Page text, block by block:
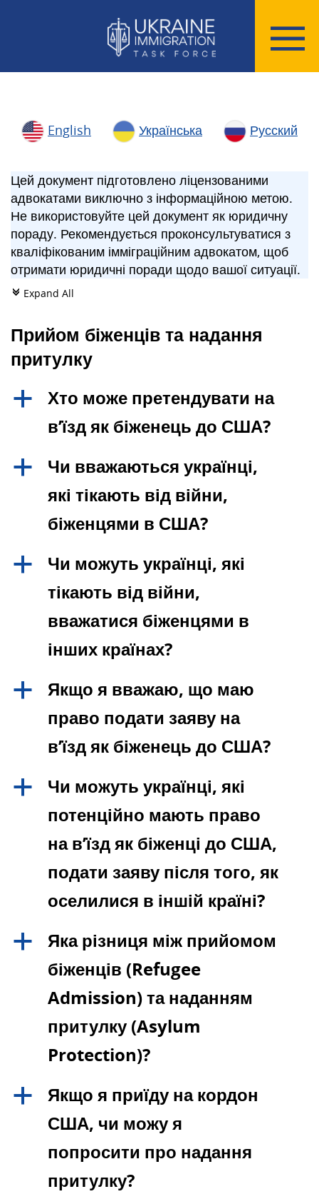
English Українська Русский
Цей документ підготовлено ліцензованими
адвокатами виключно з інформаційною метою.
Не використовуйте цей документ як юридичну
пораду. Рекомендується проконсультуватися з
кваліфікованим імміграційним адвокатом, щоб
отримати юридичні поради щодо вашої ситуації.
c Expand All
Прийом біженців та надання
притулку
a
Хто може претендувати на
в’їзд як біженець до США?
a
Чи вважаються українці,
які тікають від війни,
біженцями в США?
a
Чи можуть українці, які
тікають від війни,
вважатися біженцями в
інших країнах?
a
Якщо я вважаю, що маю
право подати заяву на
в’їзд як біженець до США?
a
Чи можуть українці, які
потенційно мають право
на в’їзд як біженці до США,
подати заяву після того, як
оселилися в іншій країні?
a
Яка різниця між прийомом
біженців (Refugee
Admission) та наданням
притулку (Asylum
Protection)?
a
Якщо я приїду на кордон
США, чи можу я
попросити про надання
притулку?